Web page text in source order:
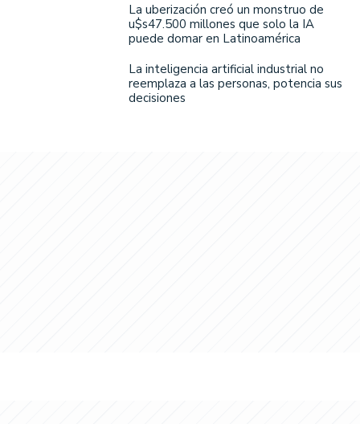
La uberización creó un monstruo de
u$s47.500 millones que solo la IA
puede domar en Latinoamérica
La inteligencia artificial industrial no
reemplaza a las personas, potencia sus
decisiones